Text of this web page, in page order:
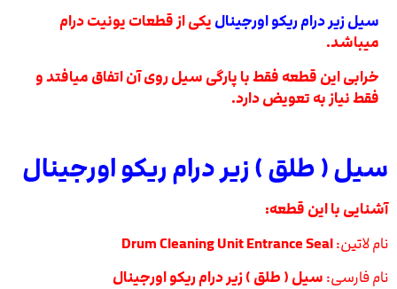
سیل زیر درام ریکو اورجینال یکی از قطعات یونیت درام
میباشد.
خرابی این قطعه فقط با پارگی سیل روی آن اتفاق میافتد و
فقط نیاز به تعویض دارد.
سیل ( طلق ) زیر درام ریکو اورجینال
آشنایی با این قطعه:
نام لاتین:Drum Cleaning Unit Entrance Seal
نام فارسی: سیل ( طلق ) زیر درام ریکو اورجینال